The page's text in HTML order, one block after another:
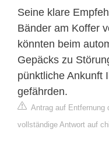
Seine klare
Bänder am Koffer
könnten beim
Gepäcks zu
pünktliche Ankunft
gefährden.
Antrag auf Entfernung
vollständige Antwort auf